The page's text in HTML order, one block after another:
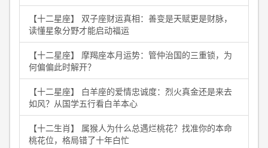
【十二星座】 双子座财运真相：善变是天赋更是财脉，
读懂星象分野才能启动福运
【十二星座】 摩羯座本月运势：管仲治国的三重锁，为
何偏偏此时解开？
【十二星座】 白羊座的爱情忠诚度：烈火真金还是来去
如风？从国学五行看白羊本心
【十二生肖】 属猴人为什么总遇烂桃花？找准你的本命
桃花位，格局错了十年白忙